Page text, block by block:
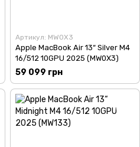
Артикул: MW0X3
Apple MacBook Air 13“ Silver M4
16/512 10GPU 2025 (MW0X3)
59 099 грн